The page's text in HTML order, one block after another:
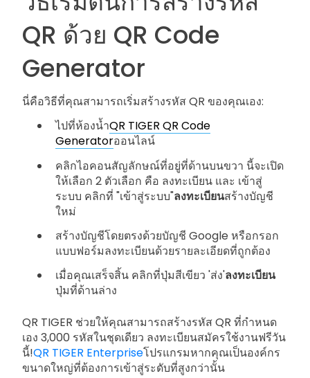
QR ด้วย QR Code
Generator
นี่คือวิธีที่คุณสามารถเริ่มสร้างรหัส QR ของคุณเอง:
ไปที่ห้องน้ำQR TIGER QR Code
Generatorออนไลน์
คลิกไอคอนสัญลักษณ์ที่อยู่ที่ด้านบนขวา นี้จะเปิด
ให้เลือก 2 ตัวเลือก คือ ลงทะเบียน และ เข้าสู่
ระบบ คลิกที่ "เข้าสู่ระบบ"ลงทะเบียนสร้างบัญชี
ใหม่
สร้างบัญชีโดยตรงด้วยบัญชี Google หรือกรอก
แบบฟอร์มลงทะเบียนด้วยรายละเอียดที่ถูกต้อง
เมื่อคุณเสร็จสิ้น คลิกที่ปุ่มสีเขียว 'ส่ง'ลงทะเบียน
ปุ่มที่ด้านล่าง
QR TIGER ช่วยให้คุณสามารถสร้างรหัส QR ที่กำหนด
เอง 3,000 รหัสในชุดเดียว ลงทะเบียนสมัครใช้งานฟรีวัน
นี้!QR TIGER Enterpriseโปรแกรมหากคุณเป็นองค์กร
ขนาดใหญ่ที่ต้องการเข้าสู่ระดับที่สูงกว่านั้น